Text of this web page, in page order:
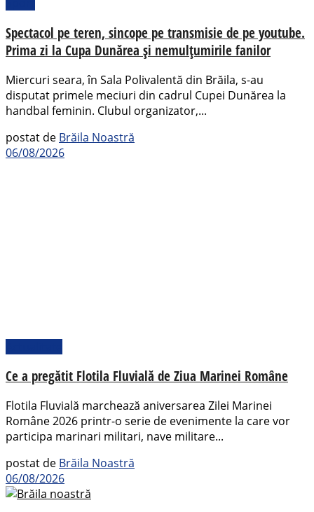
Spectacol pe teren, sincope pe transmisie de pe youtube.
Prima zi la Cupa Dunărea și nemulțumirile fanilor
Miercuri seara, în Sala Polivalentă din Brăila, s-au
disputat primele meciuri din cadrul Cupei Dunărea la
handbal feminin. Clubul organizator,...
postat de Brăila Noastră
06/08/2026
Ce a pregătit Flotila Fluvială de Ziua Marinei Române
Flotila Fluvială marchează aniversarea Zilei Marinei
Române 2026 printr-o serie de evenimente la care vor
participa marinari militari, nave militare...
postat de Brăila Noastră
06/08/2026